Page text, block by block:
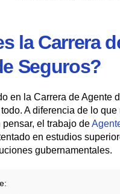
la Carrera
Seguros?
en la Carrera de Agente
A diferencia de lo que
el trabajo de
en estudios
gubernamentales.